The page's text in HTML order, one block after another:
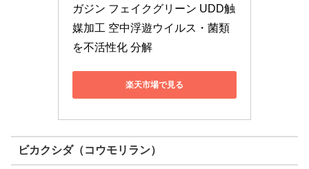
ガジン フェイクグリーン UDD触
媒加工 空中浮遊ウイルス・菌類
を不活性化 分解
楽天市場で見る
ビカクシダ（コウモリラン）